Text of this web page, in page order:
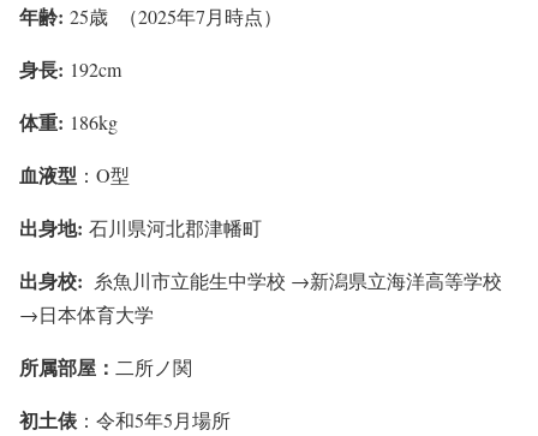
年齢: 25歳 （2025年7月時点）
身長: 192cm
体重: 186kg
血液型 ：O型
出身地: 石川県河北郡津幡町
出身校: 糸魚川市立能生中学校 →新潟県立海洋高等学校
→日本体育大学
所属部屋： 二所ノ関
初土俵 ：令和5年5月場所